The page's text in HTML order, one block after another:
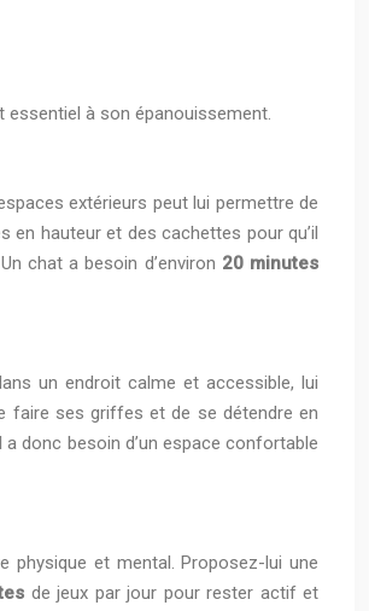
essentiel à son épanouissement.
extérieurs peut lui permettre de
en hauteur et des cachettes pour qu’il
chat a besoin d’environ 20 minutes
un endroit calme et accessible, lui
faire ses griffes et de se détendre en
a donc besoin d’un espace confortable
physique et mental. Proposez-lui une
de jeux par jour pour rester actif et